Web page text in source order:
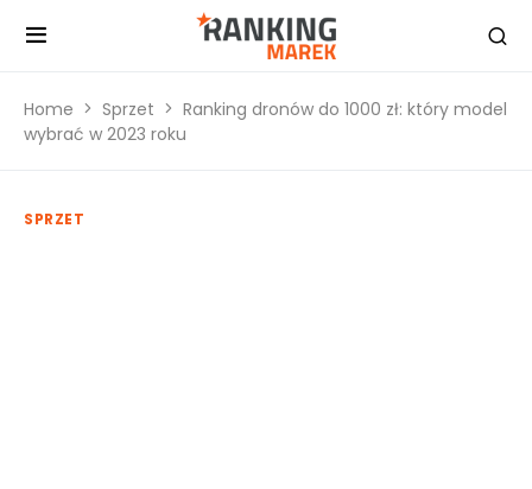
Home Sprzet
Ranking dronów do 1000 zł: który model
wybrać w 2023 roku
SPRZET